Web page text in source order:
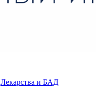
Лекарства и БАД